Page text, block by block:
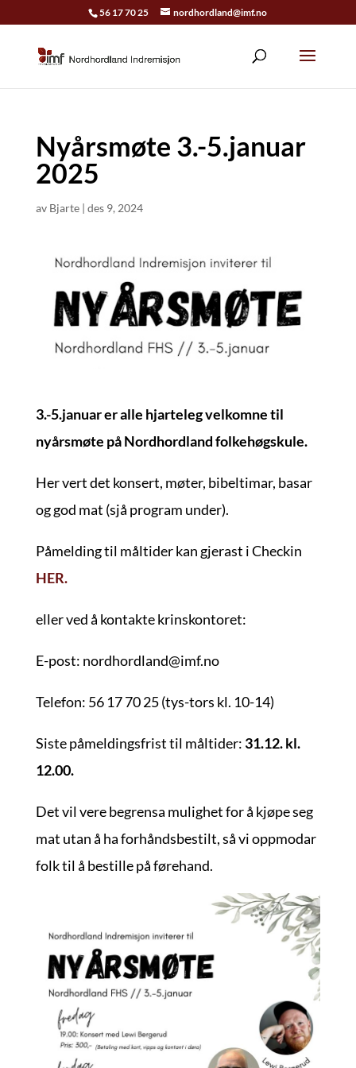
56 17 70 25 nordhordland@imf.no
Nyårsmøte 3.-5.januar
2025
av Bjarte| des 9, 2024
3.-5.januar er alle hjarteleg velkomne til
nyårsmøte på Nordhordland folkehøgskule.
Her vert det konsert, møter, bibeltimar, basar
og god mat (sjå program under).
Påmelding til måltider kan gjerast i Checkin
HER.
eller ved å kontakte krinskontoret:
E-post: nordhordland@imf.no
Telefon: 56 17 70 25 (tys-tors kl. 10-14)
Siste påmeldingsfrist til måltider: 31.12. kl.
12.00.
Det vil vere begrensa mulighet for å kjøpe seg
mat utan å ha forhåndsbestilt, så vi oppmodar
folk til å bestille på førehand.